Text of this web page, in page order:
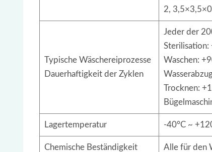
2,
Typische Wäschereiprozesse
Dauerhaftigkeit der Zyklen
Jeder der
Sterilisation:
Waschen:
Trocknen:
Lagertemperatur -40°C ~
Chemische Beständigkeit Alle für den